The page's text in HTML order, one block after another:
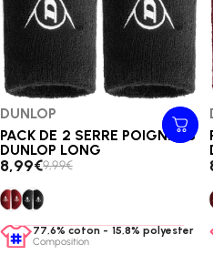
Distributeur:
DUNLOP
PACK DE 2 SERRE POIGNETS
DUNLOP LONG
8,99€9,99€
PACK DE 2 SERRE POIGNETS
PACK DE 2 SERRE POIGNETS
77,6% coton - 15,8% polyester -
Composition